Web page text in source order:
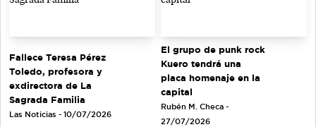
Fallece Teresa Pérez
Toledo, profesora y
exdirectora de La
Sagrada Familia
Las Noticias - 10/07/2026
El grupo de punk rock
Kuero tendrá una
placa homenaje en la
capital
Rubén M. Checa -
27/07/2026